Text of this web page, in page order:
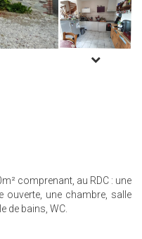
comprenant, au RDC : une
ouverte, une chambre, salle
de bains, WC.